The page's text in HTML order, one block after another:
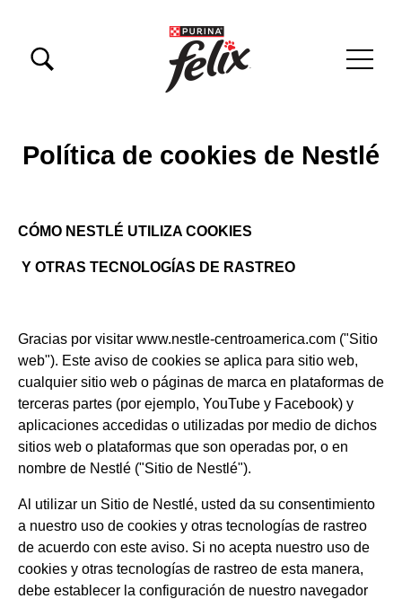
Política de cookies de Nestlé
CÓMO NESTLÉ UTILIZA COOKIES
Y OTRAS TECNOLOGÍAS DE RASTREO
Gracias por visitar www.nestle-centroamerica.com ("Sitio
web"). Este aviso de cookies se aplica para sitio web,
cualquier sitio web o páginas de marca en plataformas de
terceras partes (por ejemplo, YouTube y Facebook) y
aplicaciones accedidas o utilizadas por medio de dichos
sitios web o plataformas que son operadas por, o en
nombre de Nestlé ("Sitio de Nestlé").
Al utilizar un Sitio de Nestlé, usted da su consentimiento
a nuestro uso de cookies y otras tecnologías de rastreo
de acuerdo con este aviso. Si no acepta nuestro uso de
cookies y otras tecnologías de rastreo de esta manera,
debe establecer la configuración de nuestro navegador